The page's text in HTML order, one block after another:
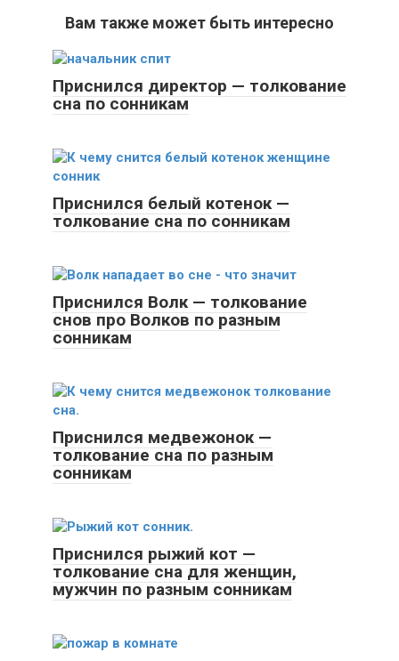
Вам также может быть интересно
Приснился директор — толкование
сна по сонникам
Приснился белый котенок —
толкование сна по сонникам
Приснился Волк — толкование
снов про Волков по разным
сонникам
Приснился медвежонок —
толкование сна по разным
сонникам
Приснился рыжий кот —
толкование сна для женщин,
мужчин по разным сонникам